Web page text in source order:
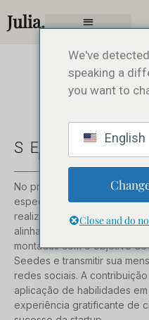
Julia.
SEEDES
PUBLICIDADE, SOCIAL
No projeto de criação de
especializada em atender
realizado o
alinhadas com a identidade
montadas com o objetivo
Seedes e transmitir sua
redes sociais. A
aplicação de habilidades
experiência gratificante de
We've
speaking a
you want to
English
Close and do